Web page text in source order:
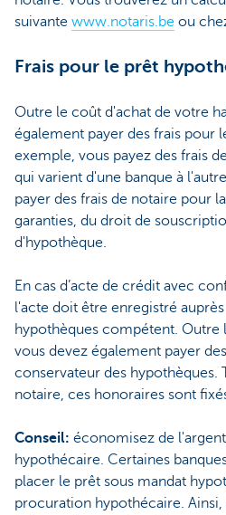
suivante www.notaris.be ou
Frais pour le prêt
Outre le coût d'achat de votre
également payer des frais pour
exemple, vous payez des frais
qui varient d'une banque à
payer des frais de notaire pour
garanties, du droit de
d'hypothèque.
En cas d’acte de crédit avec
l'acte doit être enregistré
hypothèques compétent. Outre
vous devez également payer
conservateur des hypothèques.
notaire, ces honoraires sont
Conseil: économisez de
hypothécaire. Certaines
placer le prêt sous mandat
procuration hypothécaire. Ainsi,